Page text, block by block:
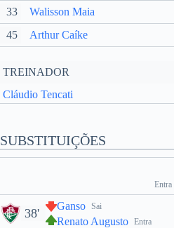
33
Walisson Maia
45
Arthur Caíke
TREINADOR
Cláudio Tencati
SUBSTITUIÇÕES
Entra
Sai
Ganso
Entra
Renato Augusto
38'